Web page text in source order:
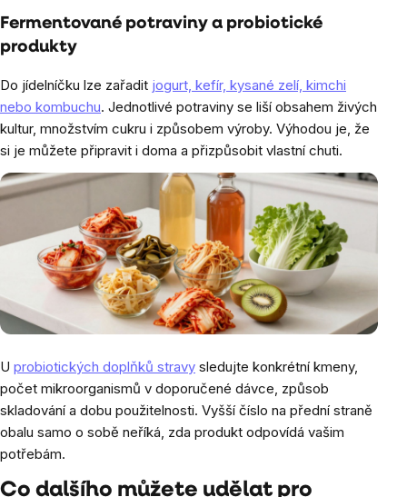
Fermentované potraviny a probiotické
produkty
Do jídelníčku lze zařadit jogurt, kefír, kysané zelí, kimchi
nebo kombuchu. Jednotlivé potraviny se liší obsahem živých
kultur, množstvím cukru i způsobem výroby. Výhodou je, že
si je můžete připravit i doma a přizpůsobit vlastní chuti.
U probiotických doplňků stravy sledujte konkrétní kmeny,
počet mikroorganismů v doporučené dávce, způsob
skladování a dobu použitelnosti. Vyšší číslo na přední straně
obalu samo o sobě neříká, zda produkt odpovídá vašim
potřebám.
Co dalšího můžete udělat pro